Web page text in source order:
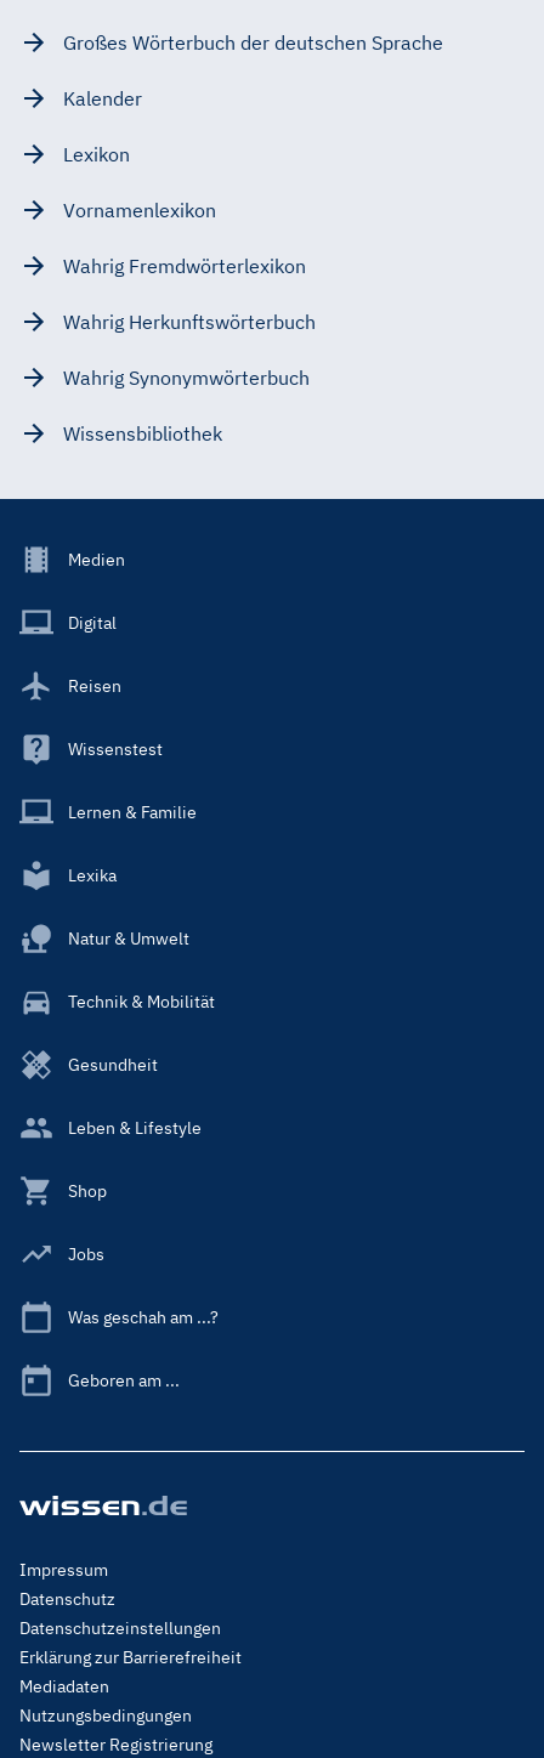
Großes Wörterbuch der deutschen Sprache
Kalender
Lexikon
Vornamenlexikon
Wahrig Fremdwörterlexikon
Wahrig Herkunftswörterbuch
Wahrig Synonymwörterbuch
Wissensbibliothek
Footer
Main
Medien
Digital
Reisen
Wissenstest
Lernen & Familie
Lexika
Natur & Umwelt
Technik & Mobilität
Gesundheit
Leben & Lifestyle
Shop
Jobs
Was geschah am ...?
Geboren am ...
Footer
Menu
Legal
Impressum
Datenschutz
Datenschutzeinstellungen
Erklärung zur Barrierefreiheit
Mediadaten
Nutzungsbedingungen
Newsletter Registrierung